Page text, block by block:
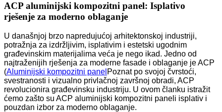
ACP aluminijski kompozitni panel: Isplativo
rješenje za moderno oblaganje
U današnjoj brzo napredujućoj arhitektonskoj industriji,
potražnja za izdržljivim, isplativim i estetski ugodnim
građevinskim materijalima veća je nego ikad. Jedno od
najtraženijih rješenja za moderne fasade i oblaganje je ACP
(Aluminijski kompozitni panel Poznat po svojoj čvrstoći,
svestranosti i vizualno privlačnoj završnoj obradi, ACP
revolucionira građevinsku industriju. U ovom članku istražit
ćemo zašto su ACP aluminijski kompozitni paneli isplativ i
pouzdan izbor za moderno oblaganje.